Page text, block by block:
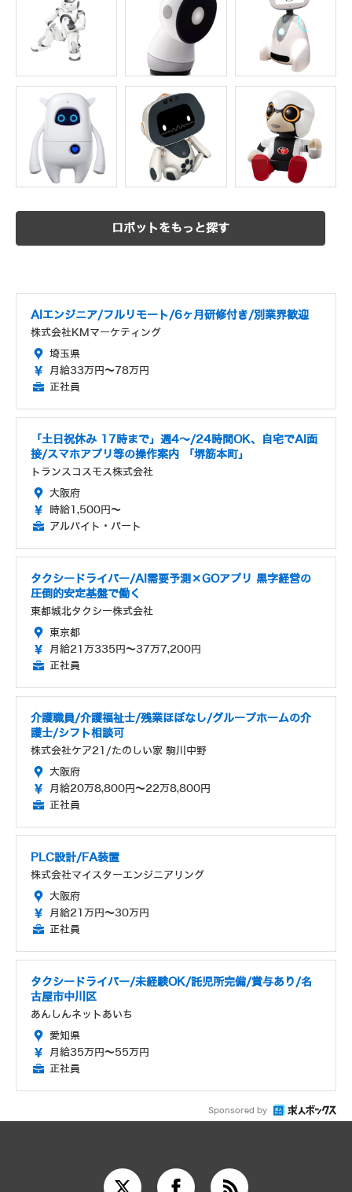
ロボットをもっと探す
AIエンジニア/フルリモート/6ヶ月研修付き/別業界歓迎
株式会社KMマーケティング
埼玉県
月給33万円～78万円
正社員
「土日祝休み 17時まで」週4～/24時間OK、自宅でAI面
接/スマホアプリ等の操作案内 「堺筋本町」
トランスコスモス株式会社
大阪府
時給1,500円～
アルバイト・パート
タクシードライバー/AI需要予測×GOアプリ 黒字経営の
圧倒的安定基盤で働く
東都城北タクシー株式会社
東京都
月給21万335円～37万7,200円
正社員
介護職員/介護福祉士/残業ほぼなし/グループホームの介
護士/シフト相談可
株式会社ケア21/たのしい家 駒川中野
大阪府
月給20万8,800円～22万8,800円
正社員
PLC設計/FA装置
株式会社マイスターエンジニアリング
大阪府
月給21万円～30万円
正社員
タクシードライバー/未経験OK/託児所完備/賞与あり/名
古屋市中川区
あんしんネットあいち
愛知県
月給35万円～55万円
正社員
Sponsored by